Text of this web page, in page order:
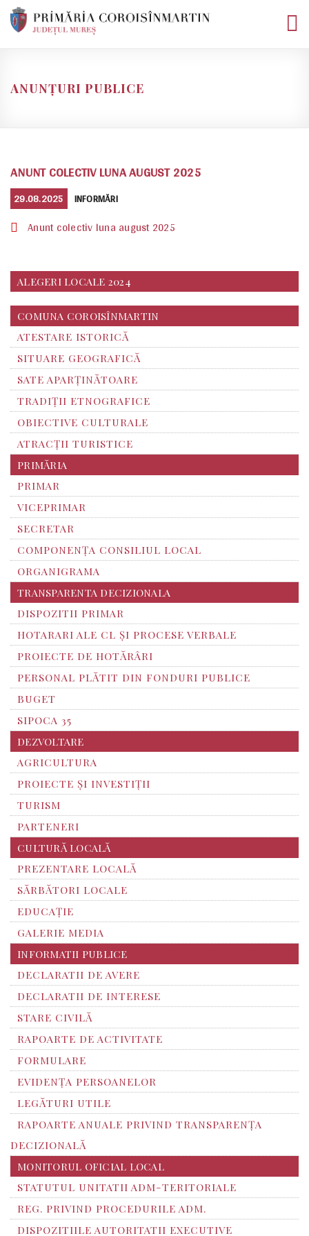
Skip
ANUNȚURI PUBLICE
ANUNT COLECTIV LUNA AUGUST 2025
POSTED
ON
29.08.2025 CATEGORIES
INFORMĂRI
Anunt colectiv luna august 2025
ALEGERI LOCALE 2024
COMUNA COROISÎNMARTIN
ATESTARE ISTORICĂ
SITUARE GEOGRAFICĂ
SATE APARȚINĂTOARE
TRADIȚII ETNOGRAFICE
OBIECTIVE CULTURALE
ATRACȚII TURISTICE
PRIMĂRIA
PRIMAR
VICEPRIMAR
SECRETAR
COMPONENȚA CONSILIUL LOCAL
ORGANIGRAMA
TRANSPARENTA DECIZIONALA
DISPOZITII PRIMAR
HOTARARI ALE CL ȘI PROCESE VERBALE
PROIECTE DE HOTĂRÂRI
PERSONAL PLĂTIT DIN FONDURI PUBLICE
BUGET
SIPOCA 35
DEZVOLTARE
AGRICULTURA
PROIECTE ȘI INVESTIȚII
TURISM
PARTENERI
CULTURĂ LOCALĂ
PREZENTARE LOCALĂ
SĂRBĂTORI LOCALE
EDUCAȚIE
GALERIE MEDIA
INFORMATII PUBLICE
DECLARATII DE AVERE
DECLARATII DE INTERESE
STARE CIVILĂ
RAPOARTE DE ACTIVITATE
FORMULARE
EVIDENȚA PERSOANELOR
LEGĂTURI UTILE
RAPOARTE ANUALE PRIVIND TRANSPARENŢA
DECIZIONALĂ
MONITORUL OFICIAL LOCAL
STATUTUL UNITATII ADM-TERITORIALE
REG. PRIVIND PROCEDURILE ADM.
DISPOZITIILE AUTORITATII EXECUTIVE